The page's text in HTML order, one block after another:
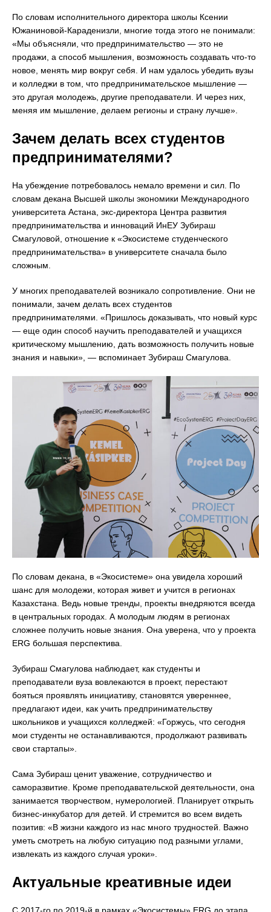
По словам исполнительного директора школы Ксении
Южаниновой-Караденизли, многие тогда этого не понимали:
«Мы объясняли, что предпринимательство — это не
продажи, а способ мышления, возможность создавать что-то
новое, менять мир вокруг себя. И нам удалось убедить вузы
и колледжи в том, что предпринимательское мышление —
это другая молодежь, другие преподаватели. И через них,
меняя им мышление, делаем регионы и страну лучше».
Зачем делать всех студентов
предпринимателями?
На убеждение потребовалось немало времени и сил. По
словам декана Высшей школы экономики Международного
университета Астана, экс-директора Центра развития
предпринимательства и инноваций ИнЕУ Зубираш
Смагуловой, отношение к «Экосистеме студенческого
предпринимательства» в университете сначала было
сложным.
У многих преподавателей возникало сопротивление. Они не
понимали, зачем делать всех студентов
предпринимателями. «Пришлось доказывать, что новый курс
— еще один способ научить преподавателей и учащихся
критическому мышлению, дать возможность получить новые
знания и навыки», — вспоминает Зубираш Смагулова.
По словам декана, в «Экосистеме» она увидела хороший
шанс для молодежи, которая живет и учится в регионах
Казахстана. Ведь новые тренды, проекты внедряются всегда
в центральных городах. А молодым людям в регионах
сложнее получить новые знания. Она уверена, что у проекта
ERG большая перспектива.
Зубираш Смагулова наблюдает, как студенты и
преподаватели вуза вовлекаются в проект, перестают
бояться проявлять инициативу, становятся увереннее,
предлагают идеи, как учить предпринимательству
школьников и учащихся колледжей: «Горжусь, что сегодня
мои студенты не останавливаются, продолжают развивать
свои стартапы».
Сама Зубираш ценит уважение, сотрудничество и
саморазвитие. Кроме преподавательской деятельности, она
занимается творчеством, нумерологией. Планирует открыть
бизнес-инкубатор для детей. И стремится во всем видеть
позитив: «В жизни каждого из нас много трудностей. Важно
уметь смотреть на любую ситуацию под разными углами,
извлекать из каждого случая уроки».
Актуальные креативные идеи
С 2017-го по 2019-й в рамках «Экосистемы» ERG до этапа